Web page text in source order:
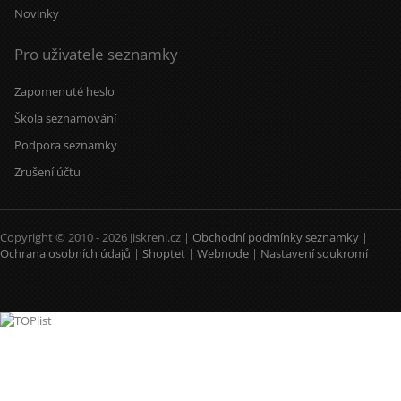
Novinky
Pro uživatele seznamky
Zapomenuté heslo
Škola seznamování
Podpora seznamky
Zrušení účtu
Copyright © 2010 - 2026 Jiskreni.cz | Obchodní podmínky seznamky |
Ochrana osobních údajů | Shoptet | Webnode | Nastavení soukromí